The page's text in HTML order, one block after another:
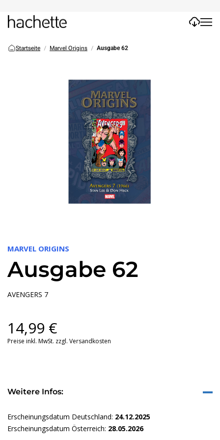
Startseite Marvel Origins Ausgabe 62
MARVEL ORIGINS
Ausgabe 62
AVENGERS 7
14,99 €
Preise inkl. MwSt. zzgl. Versandkosten
Weitere Infos:
Erscheinungsdatum Deutschland: 24.12.2025
Erscheinungsdatum Österreich: 28.05.2026